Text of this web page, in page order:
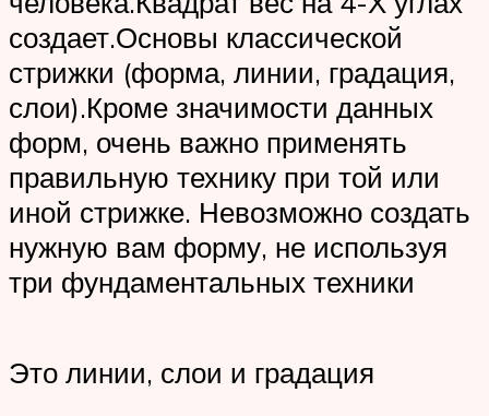
создает.Основы классической
стрижки (форма, линии, градация,
слои).Кроме значимости данных
форм, очень важно применять
правильную технику при той или
иной стрижке. Невозможно создать
нужную вам форму, не используя
три фундаментальных техники
Это линии, слои и градация